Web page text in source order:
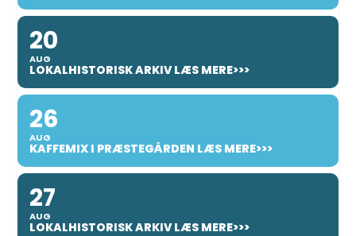
20
AUG
LOKALHISTORISK ARKIV LÆS MERE>>>
26
AUG
KAFFEMIX I PRÆSTEGÅRDEN LÆS MERE>>>
27
AUG
LOKALHISTORISK ARKIV LÆS MERE>>>